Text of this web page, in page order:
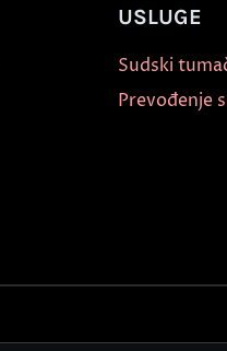
USLUGE
Sudski
Prevođenje